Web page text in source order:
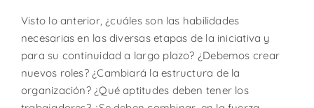
Visto lo anterior, ¿cuáles son las habilidades
necesarias en las diversas etapas de la iniciativa y
para su continuidad a largo plazo? ¿Debemos crear
nuevos roles? ¿Cambiará la estructura de la
organización? ¿Qué aptitudes deben tener los